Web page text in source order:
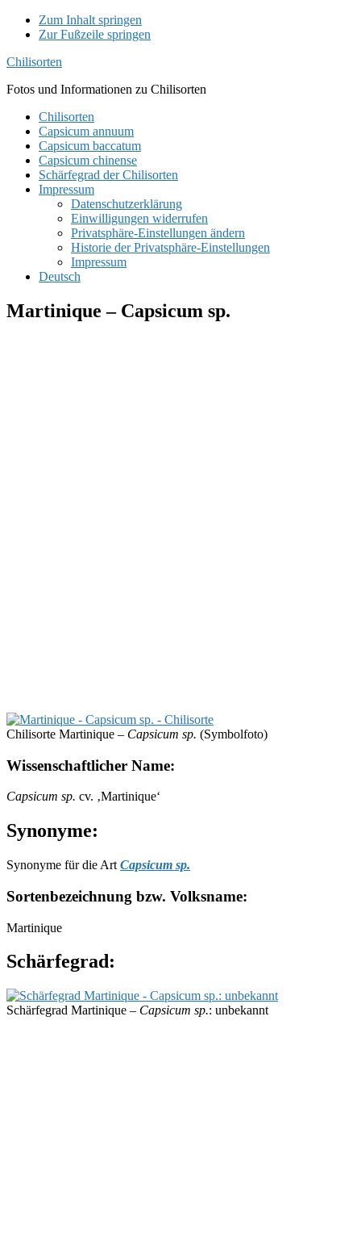
Zum Inhalt springen
Zur Fußzeile springen
Chilisorten
Fotos und Informationen zu Chilisorten
Chilisorten
Capsicum annuum
Capsicum baccatum
Capsicum chinense
Schärfegrad der Chilisorten
Impressum
Datenschutzerklärung
Einwilligungen widerrufen
Privatsphäre-Einstellungen ändern
Historie der Privatsphäre-Einstellungen
Impressum
Deutsch
Martinique – Capsicum sp.
Chilisorte Martinique – Capsicum sp. (Symbolfoto)
Wissenschaftlicher Name:
Capsicum sp. cv. ‚Martinique‘
Synonyme:
Synonyme für die Art Capsicum sp.
Sortenbezeichnung bzw. Volksname:
Martinique
Schärfegrad:
Schärfegrad Martinique – Capsicum sp.: unbekannt